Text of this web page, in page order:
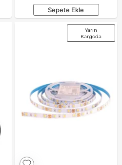
Sepete Ekle
Yarın
Kargoda